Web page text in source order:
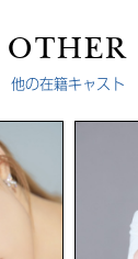
OTHER
他の在籍キャスト